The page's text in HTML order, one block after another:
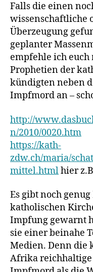
Falls die einen
wissenschaftliche
Überzeugung
geplanter
empfehle ich
Prophetien der
kündigten neben
Impfmord an –
http://
n/2010/0020.htm
https://kath-
zdw.ch/maria/
mittel.htmlhier
Es gibt noch
katholischen
Impfung gewarnt
sie einer beinahe
Medien. Denn die
Afrika